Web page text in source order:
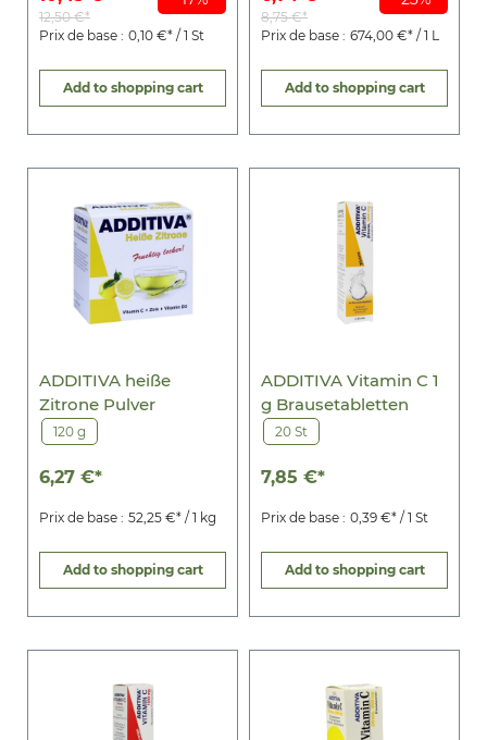
12,50 €*
Prix de base : 0,10 €* / 1 St
Add to shopping cart
8,75 €*
Prix de base : 674,00 €* / 1 L
Add to shopping cart
ADDITIVA heiße
Zitrone Pulver
120 g
6,27 €*
Prix de base : 52,25 €* / 1 kg
Add to shopping cart
ADDITIVA Vitamin C 1
g Brausetabletten
20 St
7,85 €*
Prix de base : 0,39 €* / 1 St
Add to shopping cart